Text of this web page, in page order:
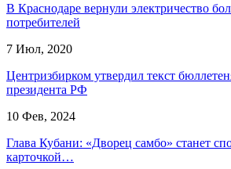
В Краснодаре вернули электричество
потребителей
7 Июл, 2020
Центризбирком утвердил текст
президента РФ
10 Фев, 2024
Глава Кубани: «Дворец самбо» станет
карточкой…